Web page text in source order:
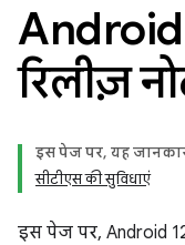
रिलीज़
इस पेज पर, यह
सीटीएस की सुविधाएं
इस पेज पर, Android